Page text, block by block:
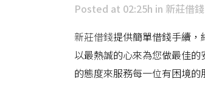
Posted at 02:25h in 新莊借錢
新莊借錢提供簡單借錢手續，
以最熱誠的心來為您做最佳
的態度來服務每一位有困境